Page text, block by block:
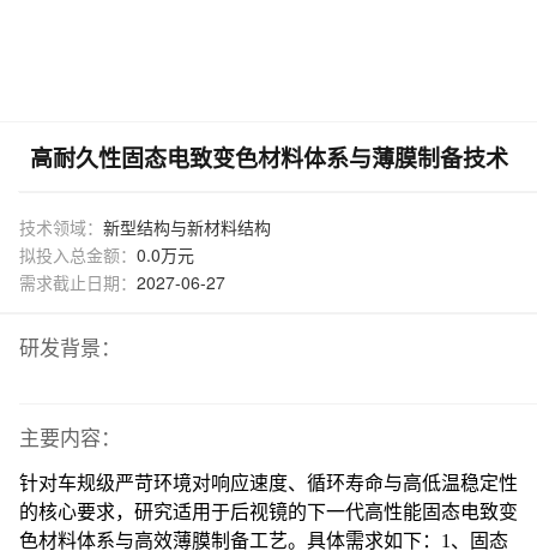
高耐久性固态电致变色材料体系与薄膜制备技术
技术领域： 新型结构与新材料结构
拟投入总金额： 0.0万元
需求截止日期： 2027-06-27
研发背景：
主要内容：
针对车规级严苛环境对响应速度、循环寿命与高低温稳定性
的核心要求，研究适用于后视镜的下一代高性能固态电致变
色材料体系与高效薄膜制备工艺。具体需求如下： 1、固态